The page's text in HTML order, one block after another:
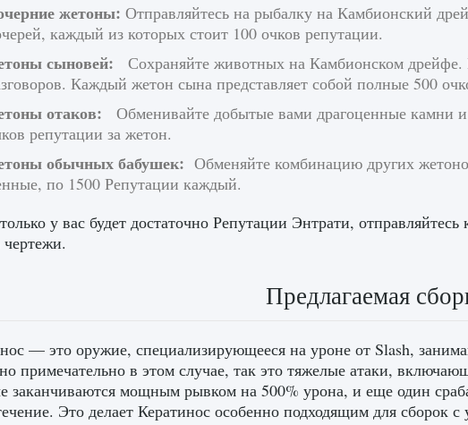
жетоны: Отправляйтесь на рыбалку на Камбионский
каждый из которых стоит 100 очков репутации.
сыновей: Сохраняйте животных на Камбионском дрейфе.
Каждый жетон сына представляет собой полные 500
отаков: Обменивайте добытые вами драгоценные камни
репутации за жетон.
обычных бабушек: Обменяйте комбинацию других
по 1500 Репутации каждый.
у вас будет достаточно Репутации Энтрати,
Предлагаемая
— это оружие, специализирующееся на уроне от Slash,
примечательно в этом случае, так это тяжелые атаки,
заканчиваются мощным рывком на 500% урона, и еще один
Это делает Кератинос особенно подходящим для сборок